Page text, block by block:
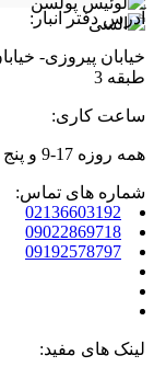
آدرس دفتر انبار:
طبقه 3
ساعت کاری:
همه روزه 17-9 و پنج شنبه ها 13- 9
شماره های تماس:
02136603192
09022869718
09192578797
لینک های مفید: